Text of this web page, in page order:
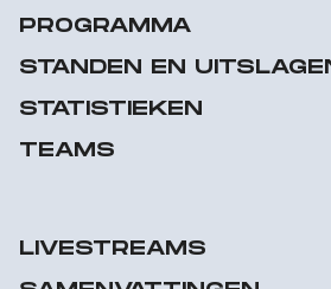
PROGRAMMA
STANDEN EN
STATISTIEKEN
TEAMS
LIVESTREAMS